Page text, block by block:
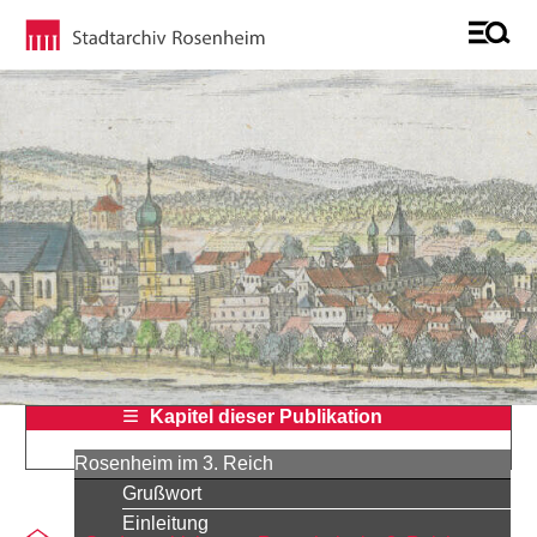
Kapitel dieser Publikation
Rosenheim im 3. Reich
Grußwort
Einleitung
Sie befinden sich auf der Seite "Elisabeth Block"